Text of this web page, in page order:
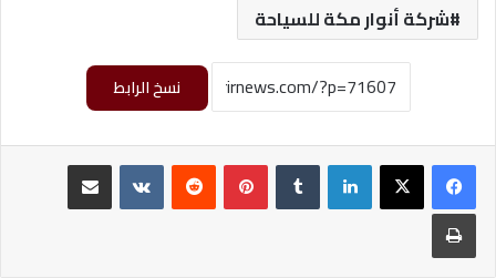
شركة أنوار مكة للسياحة
نسخ الرابط
لينكدإن بينتيريست
طباعة